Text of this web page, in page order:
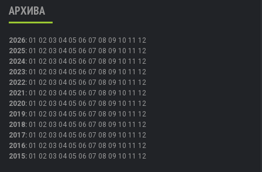
АРХИВА
2026: 01 02 03 04 05 06 07 08 09 10 11 12
2025: 01 02 03 04 05 06 07 08 09 10 11 12
2024: 01 02 03 04 05 06 07 08 09 10 11 12
2023: 01 02 03 04 05 06 07 08 09 10 11 12
2022: 01 02 03 04 05 06 07 08 09 10 11 12
2021 : 01 02 03 04 05 06 07 08 09 10 11 12
2020: 01 02 03 04 05 06 07 08 09 10 11 12
2019: 01 02 03 04 05 06 07 08 09 10 11 12
2018: 01 02 03 04 05 06 07 08 09 10 11 12
2017: 01 02 03 04 05 06 07 08 09 10 11 12
2016: 01 02 03 04 05 06 07 08 09 10 11 12
2015: 01 02 03 04 05 06 07 08 09 10 11 12